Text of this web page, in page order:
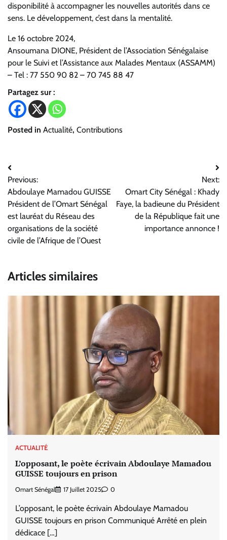
disponibilité à accompagner les nouvelles autorités dans ce
sens. Le développement, c’est dans la mentalité.
Le 16 octobre 2024,
Ansoumana DIONE, Président de l’Association Sénégalaise
pour le Suivi et l’Assistance aux Malades Mentaux (ASSAMM)
– Tel : 77 550 90 82 – 70 745 88 47
Partagez sur :
Posted in Actualité, Contributions
Navigation
de
l’article
Previous:
Abdoulaye Mamadou GUISSE
Président de l’Omart Sénégal
est lauréat du Réseau des
organisations de la société
civile de l’Afrique de l’Ouest
Next:
Omart City Sénégal : Khady
Faye, la badieune du Président
de la République fait une
importance annonce !
Articles similaires
ACTUALITÉ
L’opposant, le poète écrivain Abdoulaye Mamadou
GUISSE toujours en prison
Omart Sénégal 17 Juillet 2025 0
L’opposant, le poète écrivain Abdoulaye Mamadou
GUISSE toujours en prison Communiqué Arrêté en plein
dédicace […]